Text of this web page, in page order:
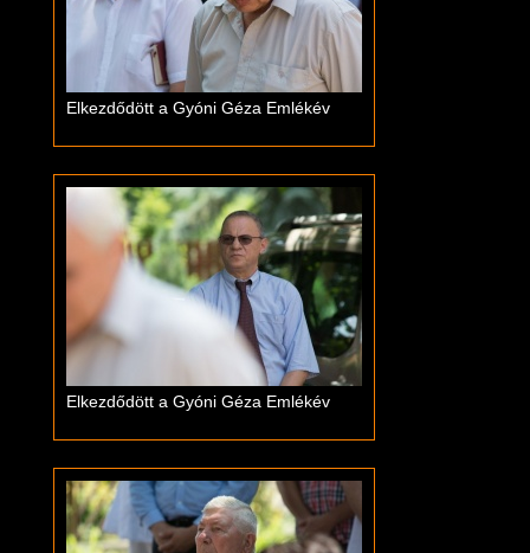
Elkezdődött a Gyóni Géza Emlékév
Elkezdődött a Gyóni Géza Emlékév